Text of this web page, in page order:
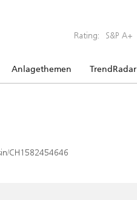
Rating: S&P A+
Anlagethemen TrendRadar
CH1582454646